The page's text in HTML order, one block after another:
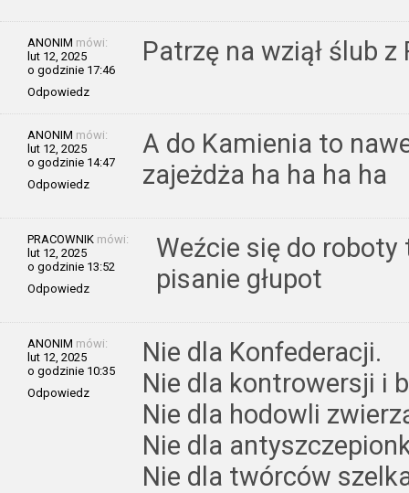
ANONIM mówi:
lut 12, 2025
o godzinie 17:46
Odpowiedz
Patrzę na wziął ślub z
ANONIM mówi:
lut 12, 2025
o godzinie 14:47
Odpowiedz
A do Kamienia to
zajeżdża ha ha ha ha
PRACOWNIK mówi:
lut 12, 2025
o godzinie 13:52
Odpowiedz
Weźcie się do
pisanie głupot
ANONIM mówi:
lut 12, 2025
o godzinie 10:35
Odpowiedz
Nie dla Konfederacji.
Nie dla kontrowersji i
Nie dla hodowli
Nie dla
Nie dla twórców